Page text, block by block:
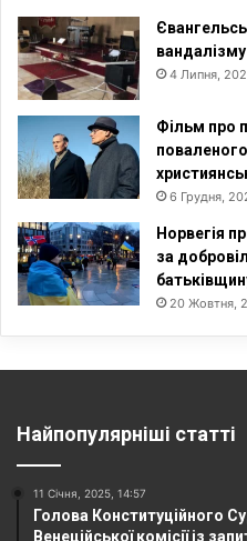
вандалізму
4 Липня,
Фільм про
6 Грудня,
Норвегія
за
20 Жовтня,
Найпопулярніші статті
11 Січня, 2025, 14:57
Голова Конституційного
Венеційської комісії із